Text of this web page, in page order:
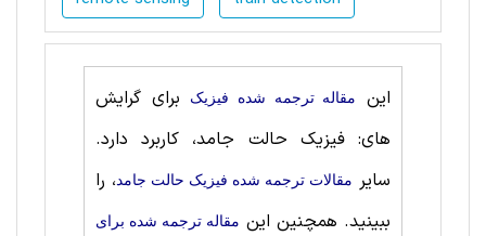
این مقاله ترجمه شده فیزیک
برای گرایش
های: فیزیک حالت‌ جامد، کاربرد دارد.
سایر مقالات ترجمه شده فیزیک حالت‌ جامد، را
ببینید. همچنین این مقاله ترجمه شده برای